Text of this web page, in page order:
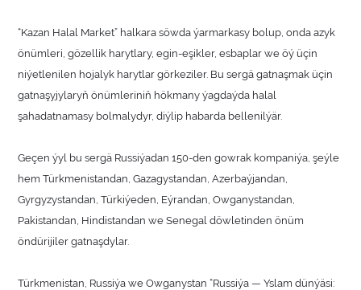
“Kazan Halal Market” halkara söwda ýarmarkasy bolup, onda azyk
önümleri, gözellik harytlary, egin-eşikler, esbaplar we öý üçin
niýetlenilen hojalyk harytlar görkeziler. Bu sergä gatnaşmak üçin
gatnaşyjylaryň önümleriniň hökmany ýagdaýda halal
şahadatnamasy bolmalydyr, diýlip habarda bellenilýär.
Geçen ýyl bu sergä Russiýadan 150-den gowrak kompaniýa, şeýle
hem Türkmenistandan, Gazagystandan, Azerbaýjandan,
Gyrgyzystandan, Türkiýeden, Eýrandan, Owganystandan,
Pakistandan, Hindistandan we Senegal döwletinden önüm
öndürijiler gatnaşdylar.
Türkmenistan, Russiýa we Owganystan “Russiýa — Yslam dünýäsi: